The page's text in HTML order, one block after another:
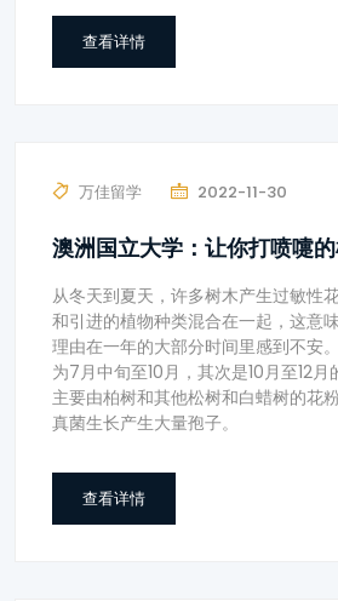
查看详情
万佳留学 2022-11-30
澳洲国立大学：让你打喷嚏
从冬天到夏天，许多树木产生过敏性
和引进的植物种类混合在一起，这意
理由在一年的大部分时间里感到不安
为7月中旬至10月，其次是10月至12
主要由柏树和其他松树和白蜡树的花
真菌生长产生大量孢子。
查看详情